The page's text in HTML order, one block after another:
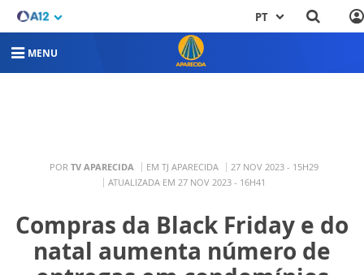
PT
MENU
POR TV APARECIDA EM TJ APARECIDA
27 NOV 2023 - 15H29
ATUALIZADA EM 27 NOV 2023 - 16H41
Compras da Black Friday e do
natal aumenta número de